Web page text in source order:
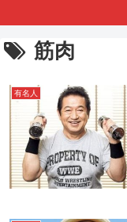
筋肉
有名人